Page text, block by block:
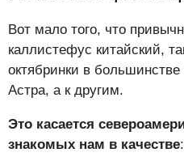
Вот мало того, что
каллистефус китайский,
октябринки в
Астра, а к другим.
Это касается
знакомых нам в качестве: